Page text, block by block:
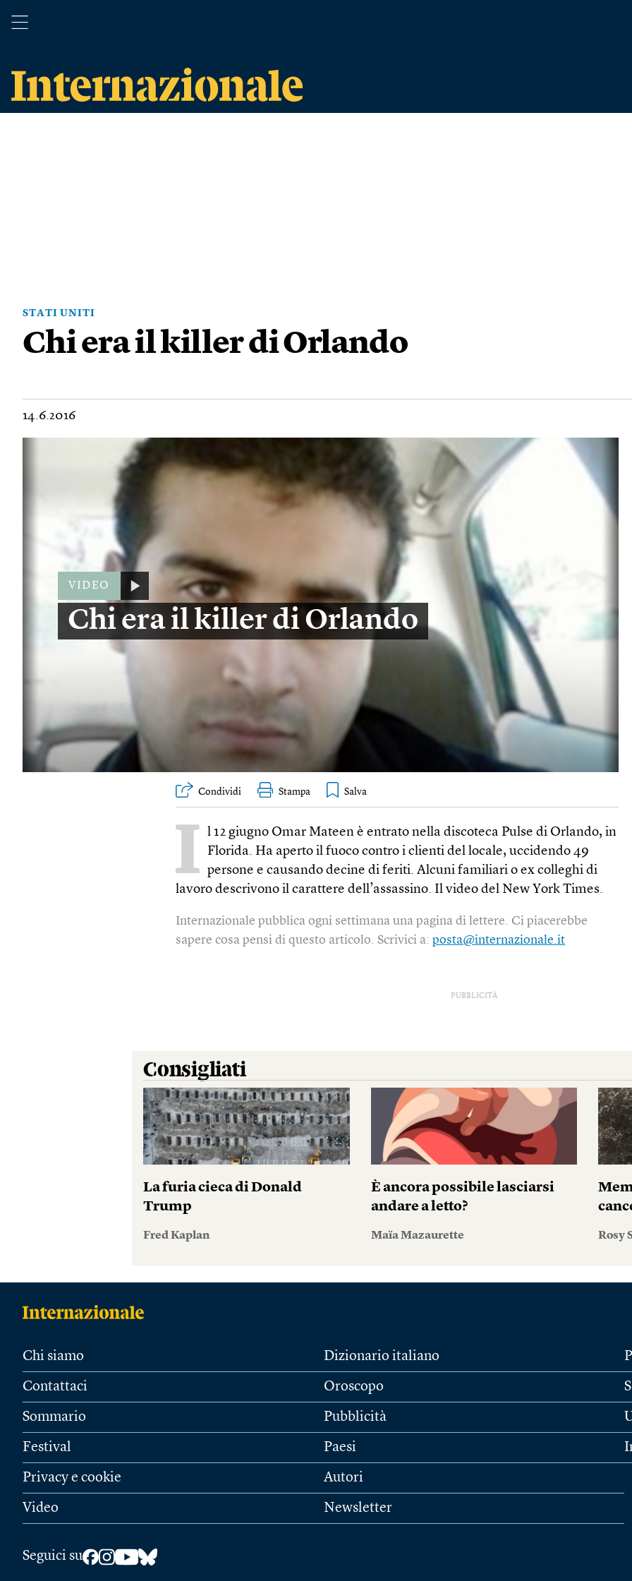
STATI UNITI
Chi era il killer di Orlando
14.6.2016
VIDEO
Chi era il killer di Orlando
Condividi Stampa
I l 12 giugno Omar Mateen è entrato nella discoteca Pulse di Orlando, in
Florida. Ha aperto il fuoco contro i clienti del locale, uccidendo 49
persone e causando decine di feriti. Alcuni familiari o ex colleghi di
lavoro descrivono il carattere dell’assassino. Il video del New York Times.
Internazionale pubblica ogni settimana una pagina di lettere. Ci piacerebbe
sapere cosa pensi di questo articolo. Scrivici a:posta@internazionale.it
PUBBLICITÀ
Consigliati
La furia cieca di Donald
Trump
Fred Kaplan
È ancora possibile lasciarsi
andare a letto?
Maïa Mazaurette Rosy
Chi siamo
Contattaci
Sommario
Festival
Privacy e cookie
Video
Dizionario italiano
Oroscopo
Pubblicità
Paesi
Autori
Newsletter
Seguici su